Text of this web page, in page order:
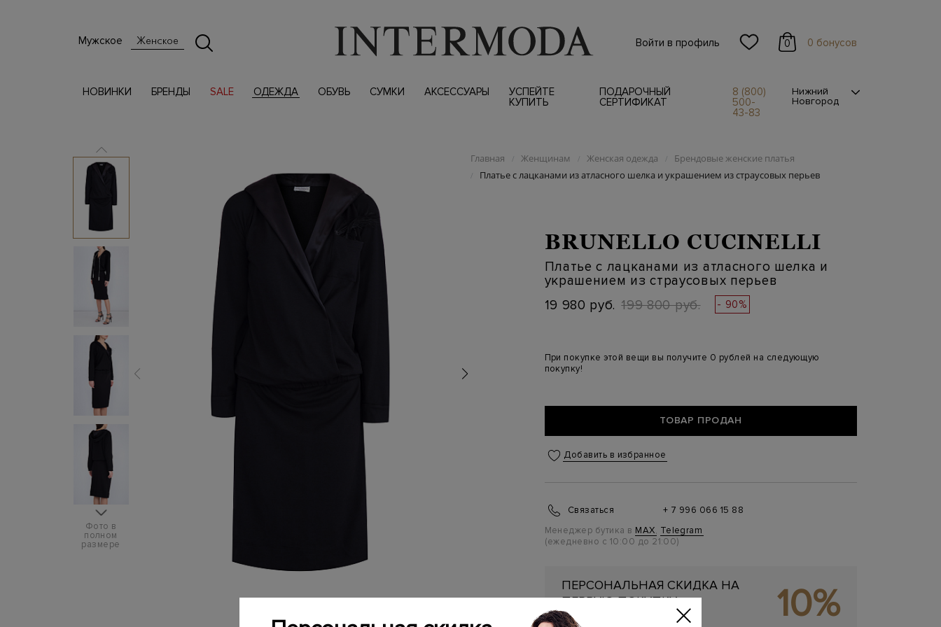
Мужское Женское Войти в профиль 0 0 бонусов
НОВИНКИ БРЕНДЫ SALE ОДЕЖДА ОБУВЬ СУМКИ АКСЕССУАРЫ
УСПЕЙТЕ
КУПИТЬ
ПОДАРОЧНЫЙ
СЕРТИФИКАТ
8 (800)
500-
43-83
Нижний
Новгород
Фото в
полном
размере
Главная / Женщинам / Женская одежда / Брендовые женские платья
/ Платье с лацканами из атласного шелка и украшением из страусовых перьев
BRUNELLO CUCINELLI
Платье с лацканами из атласного шелка и
украшением из страусовых перьев
19 980 руб. 199 800 руб. - 90%
При покупке этой вещи вы получите 0 рублей на следующую
покупку!
ТОВАР ПРОДАН
Добавить в избранное
Связаться
+ 7 996 066 15 88
Менеджер бутика в MAX, Telegram
(ежедневно с 10:00 до 21:00)
ПЕРСОНАЛЬНАЯ СКИДКА НА
ПЕРВУЮ ПОКУПКУ
Подробнее 10%